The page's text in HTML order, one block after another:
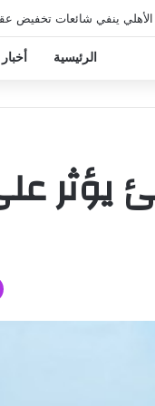
الأهلي ينفي شائعات تخفيض
الرئيسية أخبار